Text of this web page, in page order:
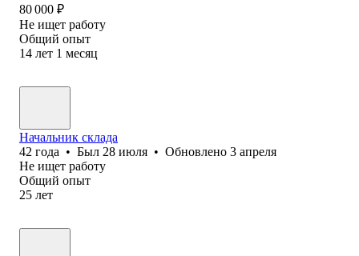
80 000 ₽
Не ищет работу
Общий опыт
14 лет 1 месяц
Начальник склада
42 года • Был 28 июля • Обновлено 3 апреля
Не ищет работу
Общий опыт
25 лет